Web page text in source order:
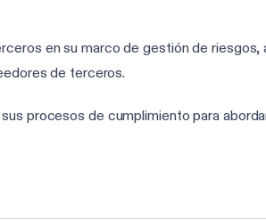
en su marco de gestión de
de terceros.
procesos de cumplimiento para